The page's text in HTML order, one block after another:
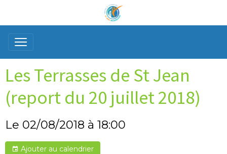
Les Terrasses de St Jean
(report du 20 juillet 2018)
Le 02/08/2018 à 18:00
Ajouter au calendrier